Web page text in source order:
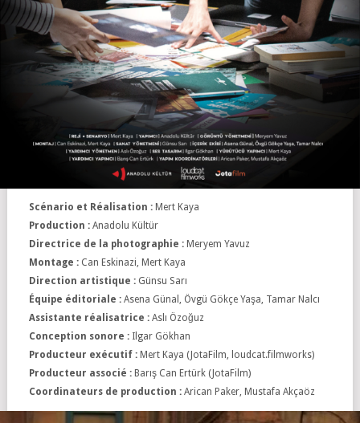
Scénario et Réalisation :Mert Kaya
Production :Anadolu Kültür
Directrice de la photographie :Meryem Yavuz
Montage :Can Eskinazi, Mert Kaya
Direction artistique :Günsu Sarı
Équipe éditoriale :Asena Günal, Övgü Gökçe Yaşa, Tamar Nalcı
Assistante réalisatrice :Aslı Özoğuz
Conception sonore :Ilgar Gökhan
Producteur exécutif :Mert Kaya (JotaFilm, loudcat.filmworks)
Producteur associé :Barış Can Ertürk (JotaFilm)
Coordinateurs de production :Arican Paker, Mustafa Akçaöz